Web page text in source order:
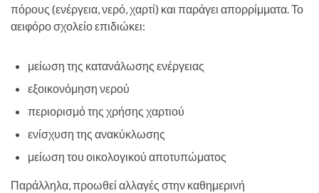
πόρους (ενέργεια, νερό, χαρτί) και παράγει απορρίμματα. Το
αειφόρο σχολείο επιδιώκει:
μείωση της κατανάλωσης ενέργειας
εξοικονόμηση νερού
περιορισμό της χρήσης χαρτιού
ενίσχυση της ανακύκλωσης
μείωση του οικολογικού αποτυπώματος
Παράλληλα, προωθεί αλλαγές στην καθημερινή